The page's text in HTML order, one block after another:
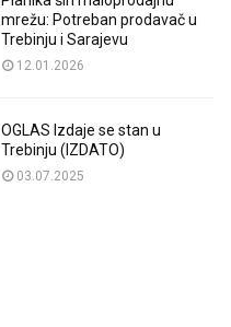
mrežu: Potreban prodavač u
Trebinju i Sarajevu
12.01.2026
OGLAS Izdaje se stan u
Trebinju (IZDATO)
03.07.2025